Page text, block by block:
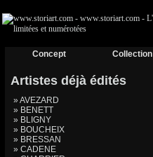
Concept Collection
Artistes déjà édités
» AVEZARD
» BENETT
» BLIGNY
» BOUCHEIX
» BRESSAN
» CADENE